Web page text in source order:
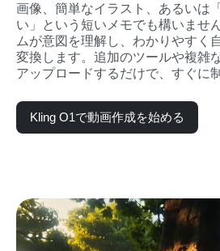
画像、簡単なイラスト、あるいは
い」という短いメモでも構いませ
ムが意図を理解し、わかりやすく
変換します。追加のツールや複雑
アップロードするだけで、すぐに
Kling O1で動画作成を始める